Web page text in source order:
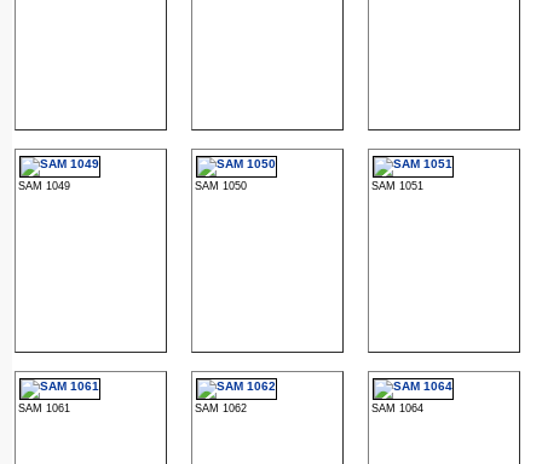
SAM 1049 SAM 1050 SAM 1051
SAM 1061 SAM 1062 SAM 1064